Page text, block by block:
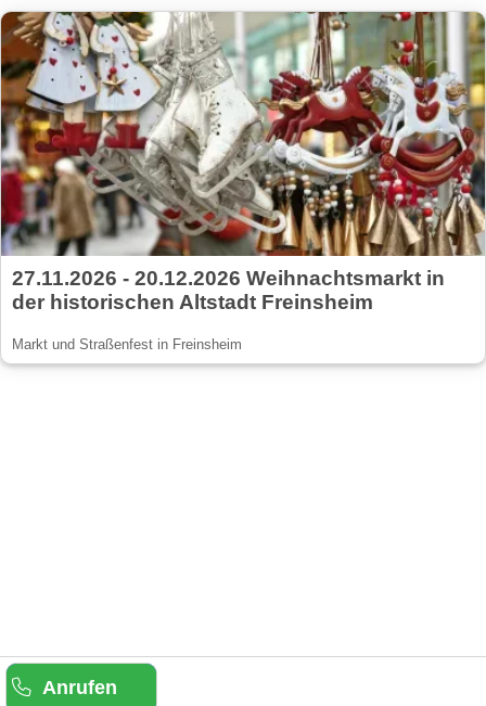
27.11.2026 - 20.12.2026 Weihnachtsmarkt in
der historischen Altstadt Freinsheim
Markt und Straßenfest in Freinsheim
Anrufen